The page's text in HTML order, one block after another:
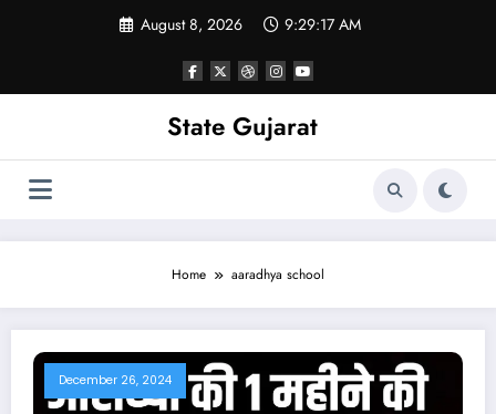
August 8, 2026 9:29:18 AM
State Gujarat
Home aaradhya school
December 26, 2024